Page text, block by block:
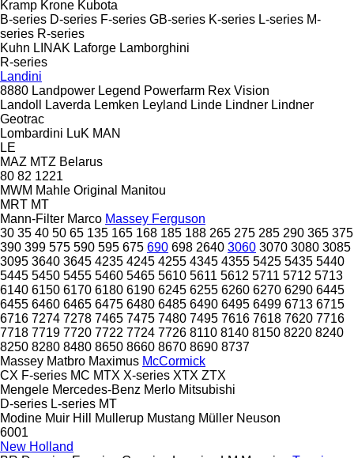
Kramp Krone Kubota
B-series D-series F-series GB-series K-series L-series M-
series R-series
Kuhn LINAK Laforge Lamborghini
R-series
Landini
8880 Landpower Legend Powerfarm Rex Vision
Landoll
Laverda Lemken Leyland Linde Lindner Lindner
Geotrac
Lombardini LuK MAN
LE
MAZ MTZ Belarus
80 82 1221
MWM Mahle Original
Manitou
MRT MT
Mann-Filter Marco Massey Ferguson
30 35 40 50 65 135 165 168 185 188 265 275 285 290 365 375
390 399 575 590 595 675 690 698 2640 3060 3070 3080 3085
3095 3640 3645 4235 4245 4255 4345 4355 5425 5435 5440
5445 5450 5455 5460 5465 5610 5611 5612 5711 5712 5713
6140 6150 6170 6180 6190 6245 6255 6260 6270 6290 6445
6455 6460 6465 6475 6480 6485 6490 6495 6499 6713 6715
6716 7274 7278 7465 7475 7480 7495 7616 7618 7620 7716
7718 7719 7720 7722 7724 7726 8110 8140 8150 8220 8240
8250 8280 8480 8650 8660 8670 8690 8737
Massey Matbro Maximus McCormick
CX F-series MC MTX X-series XTX ZTX
Mengele Mercedes-Benz Merlo Mitsubishi
D-series L-series MT
Modine Muir Hill Mullerup Mustang Müller Neuson
6001
New Holland